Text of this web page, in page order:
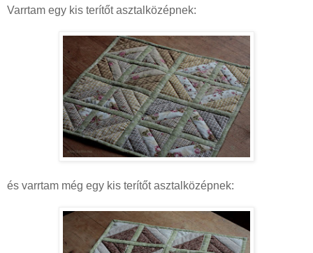
Varrtam egy kis terítőt asztalközépnek:
és varrtam még egy kis terítőt asztalközépnek: